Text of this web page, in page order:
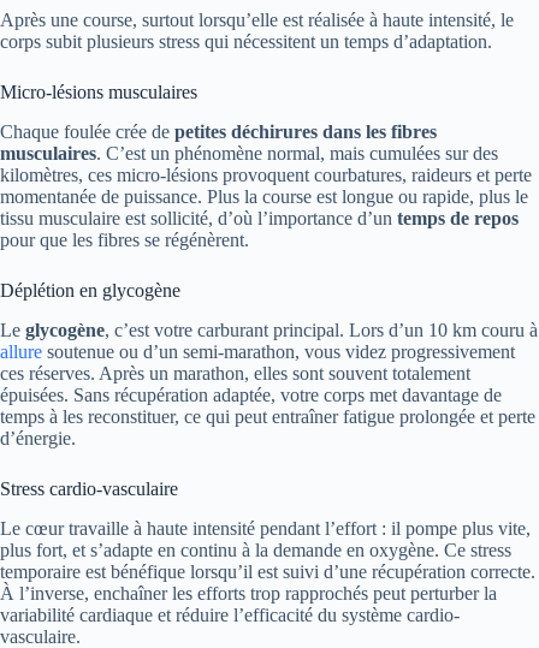
Après une course, surtout lorsqu’elle est réalisée à haute intensité, le
corps subit plusieurs stress qui nécessitent un temps d’adaptation.
Micro-lésions musculaires
Chaque foulée crée de petites déchirures dans les fibres
musculaires. C’est un phénomène normal, mais cumulées sur des
kilomètres, ces micro-lésions provoquent courbatures, raideurs et perte
momentanée de puissance. Plus la course est longue ou rapide, plus le
tissu musculaire est sollicité, d’où l’importance d’un temps de repos
pour que les fibres se régénèrent.
Déplétion en glycogène
Le glycogène, c’est votre carburant principal. Lors d’un 10 km couru à
allure soutenue ou d’un semi-marathon, vous videz progressivement
ces réserves. Après un marathon, elles sont souvent totalement
épuisées. Sans récupération adaptée, votre corps met davantage de
temps à les reconstituer, ce qui peut entraîner fatigue prolongée et perte
d’énergie.
Stress cardio-vasculaire
Le cœur travaille à haute intensité pendant l’effort : il pompe plus vite,
plus fort, et s’adapte en continu à la demande en oxygène. Ce stress
temporaire est bénéfique lorsqu’il est suivi d’une récupération correcte.
À l’inverse, enchaîner les efforts trop rapprochés peut perturber la
variabilité cardiaque et réduire l’efficacité du système cardio-
vasculaire.